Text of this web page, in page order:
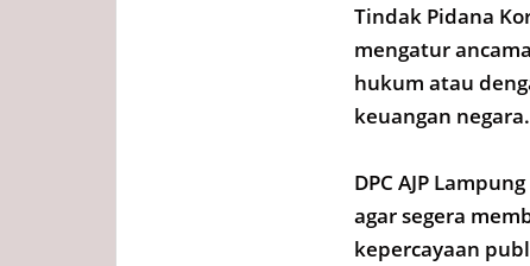
Tindak Pidana
mengatur
hukum atau
keuangan negara.
DPC AJP
agar segera
kepercayaan